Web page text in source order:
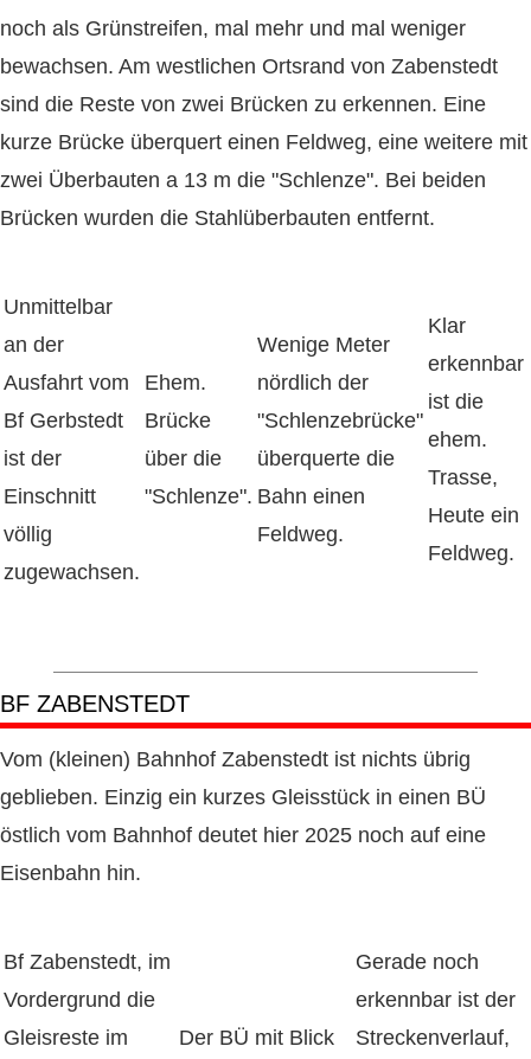
noch als Grünstreifen, mal mehr und mal weniger
bewachsen. Am westlichen Ortsrand von Zabenstedt
sind die Reste von zwei Brücken zu erkennen. Eine
kurze Brücke überquert einen Feldweg, eine weitere mit
zwei Überbauten a 13 m die "Schlenze". Bei beiden
Brücken wurden die Stahlüberbauten entfernt.
Unmittelbar
an der
Ausfahrt vom
Bf Gerbstedt
ist der
Einschnitt
völlig
zugewachsen.
Ehem.
Brücke
über die
"Schlenze".
Wenige Meter
nördlich der
"Schlenzebrücke"
überquerte die
Bahn einen
Feldweg.
Klar
erkennbar
ist die
ehem.
Trasse,
Heute ein
Feldweg.
BF ZABENSTEDT
Vom (kleinen) Bahnhof Zabenstedt ist nichts übrig
geblieben. Einzig ein kurzes Gleisstück in einen BÜ
östlich vom Bahnhof deutet hier 2025 noch auf eine
Eisenbahn hin.
Bf Zabenstedt, im
Vordergrund die
Gleisreste im
Der BÜ mit Blick
Gerade noch
erkennbar ist der
Streckenverlauf,